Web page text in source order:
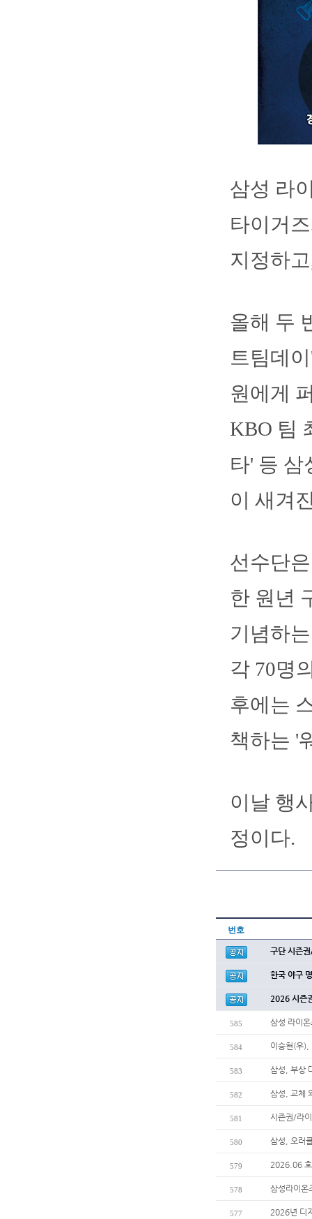
삼성 라
타이거
지정하
올해 두
트팀데
원에게
KBO 팀
타' 등 삼
이 새겨
선수단
한 원년
기념하
각 70명
후에는
책하는 '
이날 행
정이다.
번호
구단 시즌
한국 야구
2026 시즌
585 삼성 라이
584 이승현(우),
583 삼성, 부상
582 삼성, 교체
581 시즌권/라
580 삼성, 오러
579 2026.06 호
578 삼성라이온
577 2026년 디